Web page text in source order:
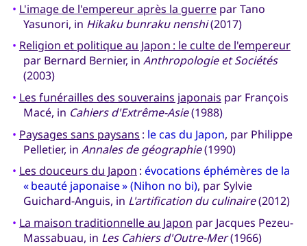
• L'image de l'empereur après la guerrepar Tano
Yasunori, in Hikaku bunraku nenshi(2017)
• Religion et politique au Japon : le culte de l'empereur
par Bernard Bernier, in Anthropologie et Sociétés
(2003)
• Les funérailles des souverains japonais par François
Macé, in Cahiers d'Extrême-Asie(1988)
• Paysages sans paysans : le cas du Japon, par Philippe
Pelletier, in Annales de géographie(1990)
• Les douceurs du Japon : évocations éphémères de la
« beauté japonaise » (Nihon no bi), par Sylvie
Guichard-Anguis, in L'artification du culinaire(2012)
• La maison traditionnelle au Japon par Jacques Pezeu-
Massabuau, in Les Cahiers d'Outre-Mer(1966)